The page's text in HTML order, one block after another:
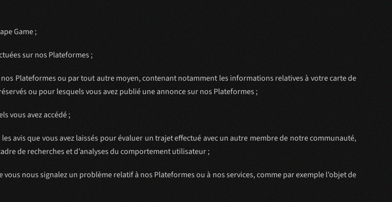
Game ;
sur nos Plateformes ;
Plateformes ou par tout autre moyen, contenant notamment les informations relatives à votre carte de
ou pour lesquels vous avez publié une annonce sur nos Plateformes ;
vous avez accédé ;
avis que vous avez laissés pour évaluer un trajet effectué avec un autre membre de notre communauté,
de recherches et d’analyses du comportement utilisateur ;
nous signalez un problème relatif à nos Plateformes ou à nos services, comme par exemple l’objet de